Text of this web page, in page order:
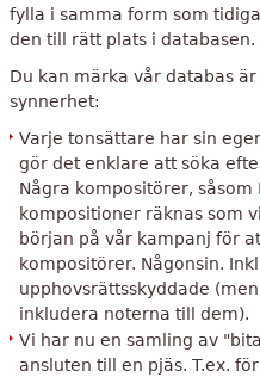
fylla i samma form som
den till rätt plats i databasen.
Du kan märka vår databas
synnerhet:
Varje tonsättare har sin
gör det enklare att söka
Några kompositörer, såsom
kompositioner räknas som
början på vår kampanj för
kompositörer. Någonsin.
upphovsrättsskyddade
inkludera noterna till dem).
Vi har nu en samling av
ansluten till en pjäs. T.ex. för